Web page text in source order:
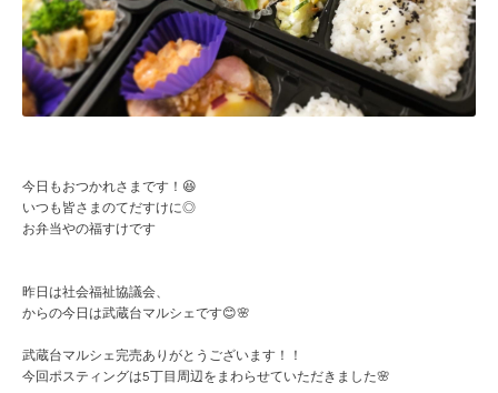
今日もおつかれさまです！😆
いつも皆さまのてだすけに◎
お弁当やの福すけです
昨日は社会福祉協議会、
からの今日は武蔵台マルシェです😊🌸
武蔵台マルシェ完売ありがとうございます！！
今回ポスティングは5丁目周辺をまわらせていただきました🌸